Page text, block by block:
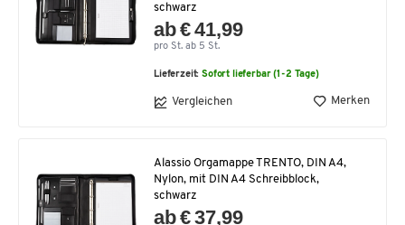
schwarz
ab € 41,99
pro St. ab 5 St.
Lieferzeit:Sofort lieferbar (1-2 Tage)
Vergleichen Merken
Alassio Orgamappe TRENTO, DIN A4,
Nylon, mit DIN A4 Schreibblock,
schwarz
ab € 37,99